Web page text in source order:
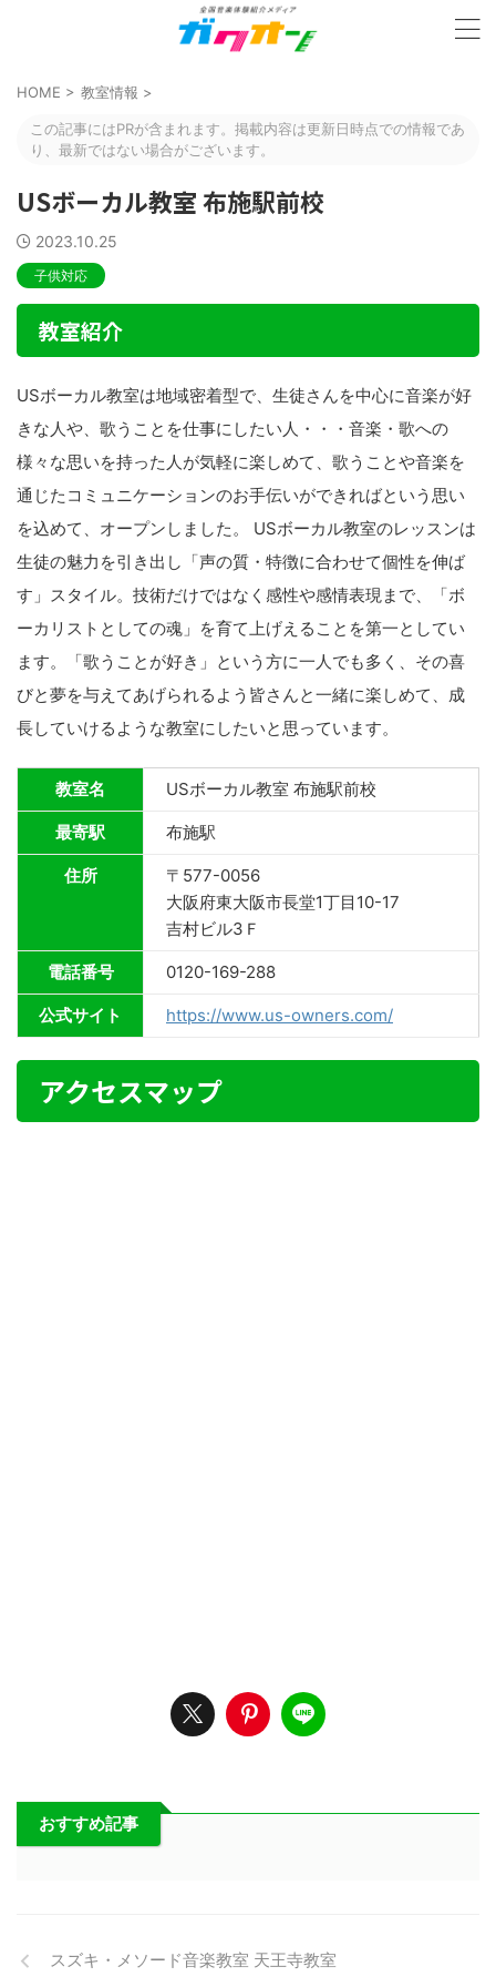
HOME > 教室情報 >
この記事にはPRが含まれます。掲載内容は更新日時点での情報であ
り、最新ではない場合がございます。
USボーカル教室 布施駅前校
2023.10.25
子供対応
教室紹介
USボーカル教室は地域密着型で、生徒さんを中心に音楽が好
きな人や、歌うことを仕事にしたい人・・・音楽・歌への
様々な思いを持った人が気軽に楽しめて、歌うことや音楽を
通じたコミュニケーションのお手伝いができればという思い
を込めて、オープンしました。 USボーカル教室のレッスンは
生徒の魅力を引き出し「声の質・特徴に合わせて個性を伸ば
す」スタイル。技術だけではなく感性や感情表現まで、「ボ
ーカリストとしての魂」を育て上げえることを第一としてい
ます。「歌うことが好き」という方に一人でも多く、その喜
びと夢を与えてあげられるよう皆さんと一緒に楽しめて、成
長していけるような教室にしたいと思っています。
教室名 USボーカル教室 布施駅前校
最寄駅 布施駅
住所
〒577-0056
大阪府東大阪市長堂1丁目10-17
吉村ビル3Ｆ
電話番号 0120-169-288
公式サイト https://www.us-owners.com/
アクセスマップ
おすすめ記事
スズキ・メソード音楽教室 天王寺教室